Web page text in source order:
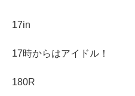
17in
17時からはアイドル！
180R